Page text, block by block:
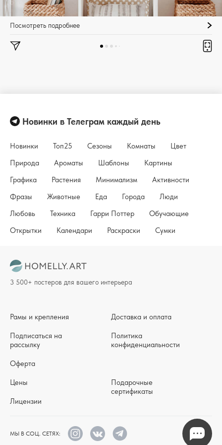
Посмотреть подробнее
Новинки в Телеграм каждый день
Новинки Топ25 Сезоны Комнаты
Цвет
Природа
Ароматы Шаблоны
Картины
Графика
Растения Минимализм
Активности
Фразы
Животные Еда Города
Люди
Любовь
Техника Гарри Поттер
Обучающие
Открытки
Календари Раскраски Сумки
МЫ В СОЦ. СЕТЯХ:
Рамы и крепления
Подписаться на
рассылку
Оферта
Доставка и оплата
Политика
конфиденциальности
Цены
Лицензии
Подарочные
сертификаты
3 500+ постеров для вашего интерьера